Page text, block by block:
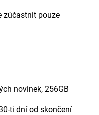
zúčastnit pouze
novinek, 256GB
ti dní od skončení